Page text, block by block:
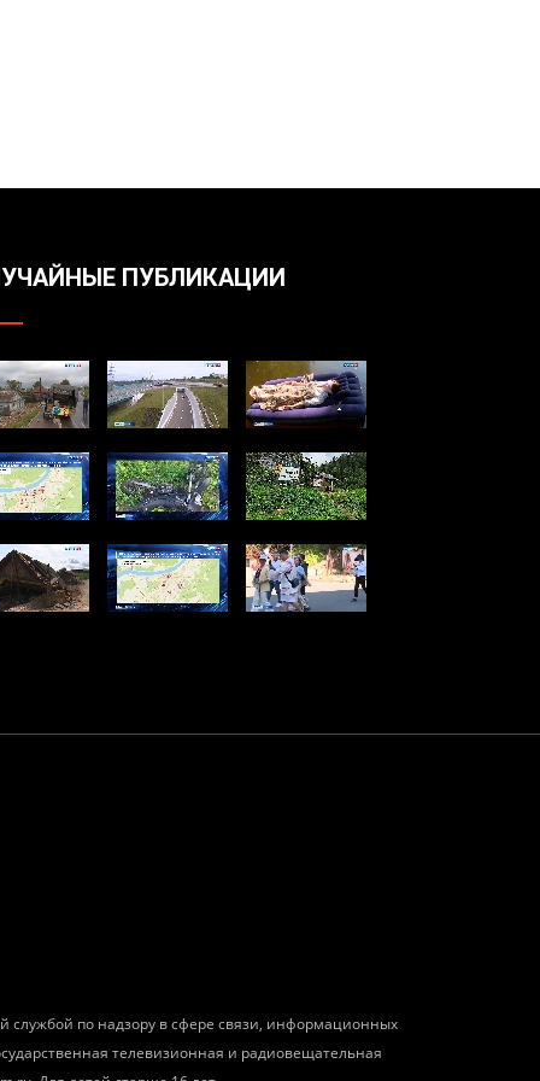
ПУБЛИКАЦИИ
по надзору в сфере связи, информационных
телевизионная и радиовещательная